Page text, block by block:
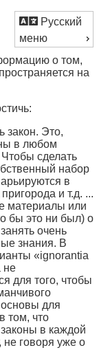
Русский
меню
о том,
на
закон. Это,
в любом
сделать
набор
в
и т.д. ...
материалы или
бы это ни был) о
очень
знания. В
«ignorantia
не
для того, чтобы
основы для
том, что
в каждой
не говоря уже о